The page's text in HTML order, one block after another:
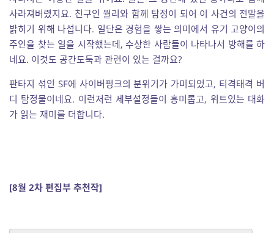
사라져버렸지요. 친구인 월리와 함께 탐정이 되어 이 사건의 전말을
밝히기 위해 나섭니다. 일단은 경험을 쌓는 의미에서 유기 고양이의
주인을 찾는 일을 시작했는데, 수상한 사람들이 나타나서 방해를 하
네요. 이것도 공간도둑과 관련이 있는 걸까요?
판타지 섞인 SF에 사이버펑크의 분위기가 가미되었고, 티격태격 버
디 탐정물이네요. 이런저런 세부설정들이 흥미롭고, 위트있는 대화
가 읽는 재미를 더합니다.
[8월 2차 편집부 추천작]